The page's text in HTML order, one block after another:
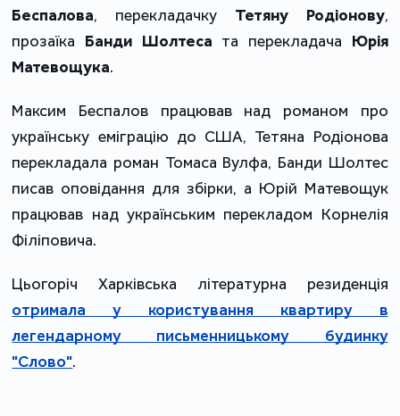
Беспалова, перекладачку Тетяну Родіонову,
прозаїка Банди Шолтеса та перекладача Юрія
Матевощука.
Максим Беспалов працював над романом про
українську еміграцію до США, Тетяна Родіонова
перекладала роман Томаса Вулфа, Банди Шолтес
писав оповідання для збірки, а Юрій Матевощук
працював над українським перекладом Корнелія
Філіповича.
Цьогоріч Харківська літературна резиденція
отримала у користування квартиру в
легендарному письменницькому будинку
"Слово".